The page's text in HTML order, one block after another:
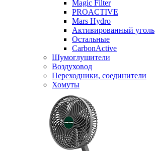
Magic Filter
PROACTIVE
Mars Hydro
Активированный уголь
Остальные
CarbonActive
Шумоглушители
Воздуховод
Переходники, соединители
Хомуты